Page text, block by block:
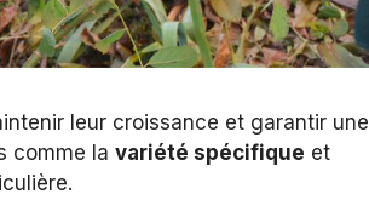
leur croissance et garantir une
comme la variété spécifique et